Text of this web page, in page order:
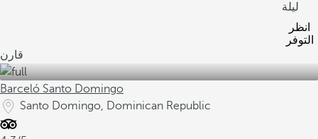
ليلة
انظر
التوفر
قارن
Barceló Santo Domingo
Santo Domingo, Dominican Republic